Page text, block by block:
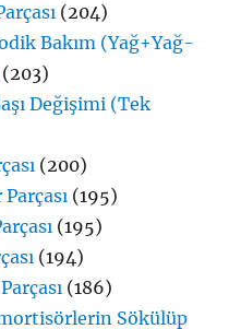
(204)
Bakım (Yağ+Yağ-
(203)
Değişimi (Tek
(200)
(195)
(195)
(194)
(186)
Sökülüp